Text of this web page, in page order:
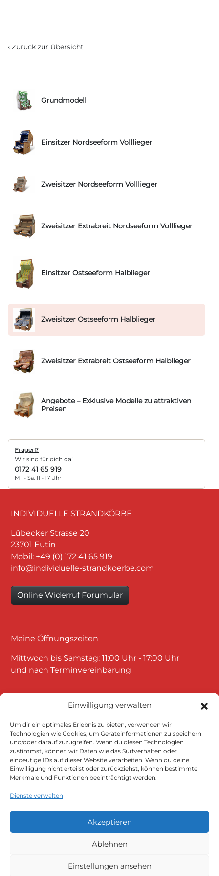
Einwilligung verwalten
Um dir ein optimales Erlebnis zu bieten, verwenden wir
Technologien wie Cookies, um Geräteinformationen zu speichern
und/oder darauf zuzugreifen. Wenn du diesen Technologien
zustimmst, können wir Daten wie das Surfverhalten oder
eindeutige IDs auf dieser Website verarbeiten. Wenn du deine
Einwilligung nicht erteilst oder zurückziehst, können bestimmte
Merkmale und Funktionen beeinträchtigt werden.
Dienste verwalten
Akzeptieren
Ablehnen
Einstellungen ansehen
‹ Zurück zur Übersicht
Grundmodell
Einsitzer Nordseeform Volllieger
Zweisitzer Nordseeform Volllieger
Zweisitzer Extrabreit Nordseeform Volllieger
Einsitzer Ostseeform Halblieger
Zweisitzer Ostseeform Halblieger
Zweisitzer Extrabreit Ostseeform Halblieger
Angebote – Exklusive Modelle zu attraktiven
Preisen
Fragen?
Wir sind für dich da!
0172 41 65 919
Mi. - Sa. 11 - 17 Uhr
INDIVIDUELLE STRANDKÖRBE
Lübecker Strasse 20
23701 Eutin
Mobil: +49 (0) 172 41 65 919
info@individuelle-strandkoerbe.com
Online Widerruf Forumular
Meine Öffnungszeiten
Mittwoch bis Samstag: 11:00 Uhr - 17:00 Uhr
und nach Terminvereinbarung
Klicke auf "Ich stimme zu", um Google
maps zu aktivieren
Cookie-Richtlinie
DatenschutzerklärungImpressumAGB